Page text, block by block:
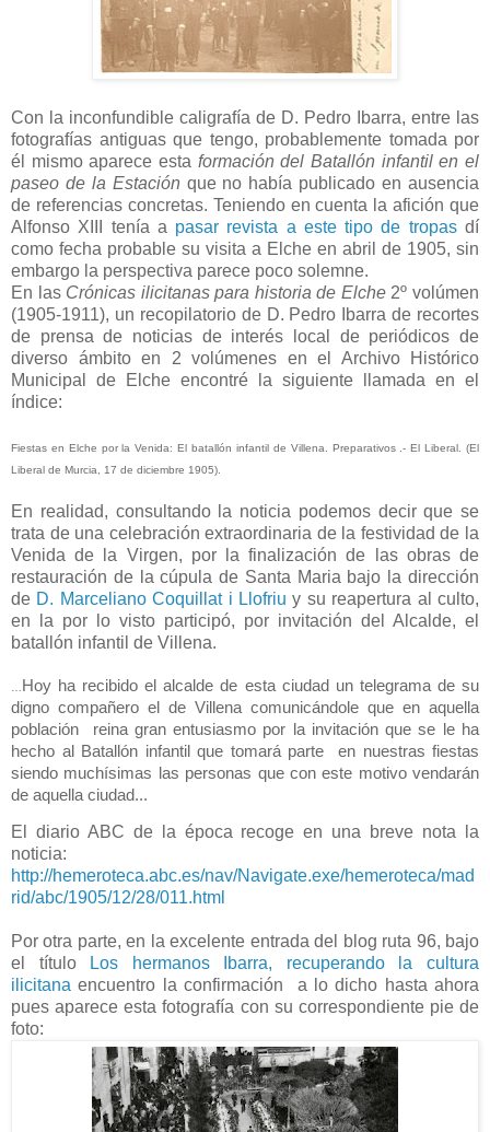
Con la inconfundible caligrafía de D. Pedro Ibarra, entre las
fotografías antiguas que tengo, probablemente tomada por
él mismo aparece esta formación del Batallón infantil en el
paseo de la Estación que no había publicado en ausencia
de referencias concretas. Teniendo en cuenta la afición que
Alfonso XIII tenía a pasar revista a este tipo de tropasdí
como fecha probable su visita a Elche en abril de 1905, sin
embargo la perspectiva parece poco solemne.
En lasCrónicas ilicitanas para historia de Elche2º volúmen
(1905-1911), un recopilatorio de D. Pedro Ibarra de recortes
de prensa de noticias de interés local de periódicos de
diverso ámbito en 2 volúmenes en el Archivo Histórico
Municipal de Elche encontré la siguiente llamada en el
índice:
Fiestas en Elche por la Venida: El batallón infantil de Villena. Preparativos .- El Liberal. (El
Liberal de Murcia, 17 de diciembre 1905).
En realidad, consultando la noticia podemos decir que se
trata de una celebración extraordinaria de la festividad de la
Venida de la Virgen, por la finalización de las obras de
restauración de la cúpula de Santa Maria bajo la dirección
de D. Marceliano Coquillat i Llofriuy su reapertura al culto,
en la por lo visto participó, por invitación del Alcalde, el
batallón infantil de Villena.
Hoy ha recibido el alcalde de esta ciudad un telegrama de su
digno compañero el de Villena comunicándole que en aquella
población reina gran entusiasmo por la invitación que se le ha
hecho al Batallón infantil que tomará parte en nuestras fiestas
siendo muchísimas las personas que con este motivo vendarán
de aquella ciudad...
El diario ABC de la época recoge en una breve nota la
noticia:
http://hemeroteca.abc.es/nav/Navigate.exe/hemeroteca/mad
rid/abc/1905/12/28/011.html
Por otra parte, en la excelente entrada del blog ruta 96, bajo
el título
Los hermanos Ibarra, recuperando la cultura
ilicitana encuentro la confirmación a lo dicho hasta ahora
pues aparece esta fotografía con su correspondiente pie de
foto: